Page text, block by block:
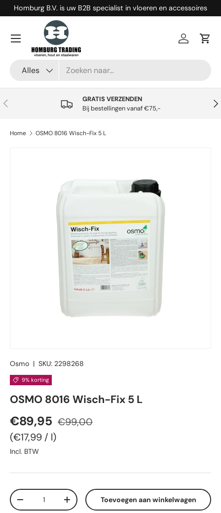
Ga naar inhoud
Homburg B.V. is uw B2B specialist in vloeren en accessoires
Alles
Inloggen
Menu
Vorige
GRATIS VERZENDEN
Bij bestellingen vanaf €75,-
Home OSMO 8016 Wisch-Fix 5 L
Osmo | SKU: 2298268
9% korting
OSMO 8016 Wisch-Fix 5 L
Verkoopprijs
€89,95 Reguliere prijs
€99,00
Eenheid prijs
€17,99 / l
Incl. BTW
Aantal
Verlaag de hoeveelheidVerhoog de hoeveelheid
Toevoegen aan winkelwagen